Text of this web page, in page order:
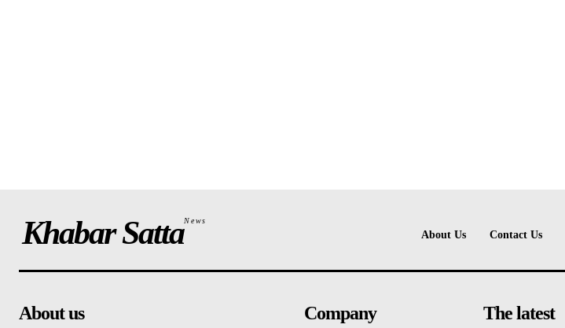
Khabar SattaNews
About Us Contact Us
About us Company The latest